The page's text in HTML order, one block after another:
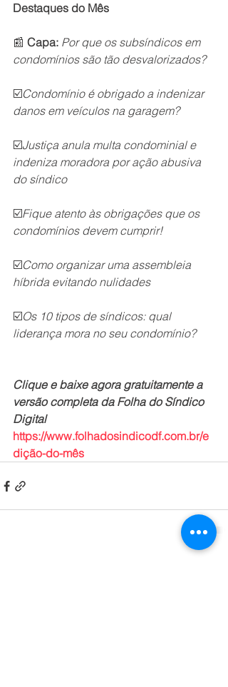
Destaques do Mês
📰 Capa: Por que os subsíndicos em
condomínios são tão desvalorizados?
☑️Condomínio é obrigado a indenizar
danos em veículos na garagem?
☑️Justiça anula multa condominial e
indeniza moradora por ação abusiva
do síndico
☑️Fique atento às obrigações que os
condomínios devem cumprir!
☑️Como organizar uma assembleia
híbrida evitando nulidades
☑️Os 10 tipos de síndicos: qual
liderança mora no seu condomínio?
Clique e baixe agora gratuitamente a
versão completa da Folha do Síndico
Digital
https://www.folhadosindicodf.com.br/e
dição-do-mês